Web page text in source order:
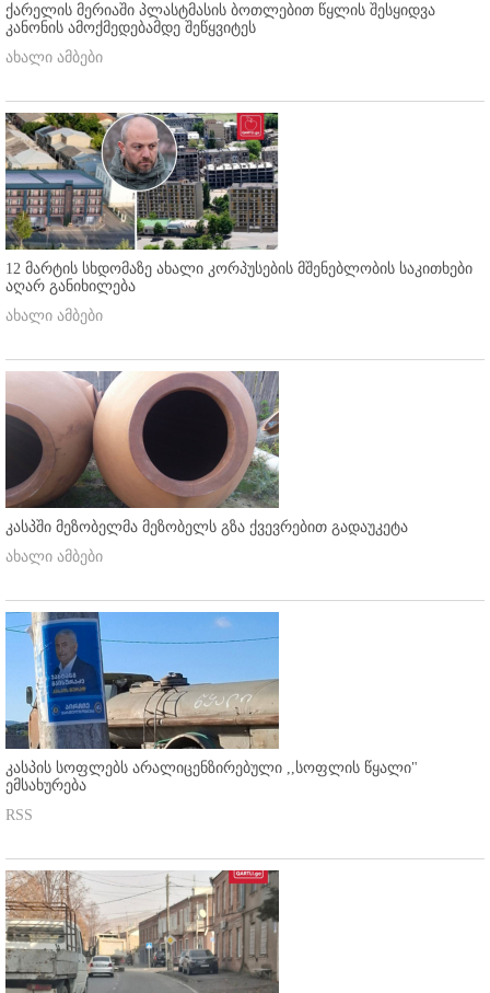
ქარელის მერიაში პლასტმასის ბოთლებით წყლის შესყიდვა
კანონის ამოქმედებამდე შეწყვიტეს
ახალი ამბები
12 მარტის სხდომაზე ახალი კორპუსების მშენებლობის საკითხები
აღარ განიხილება
ახალი ამბები
კასპში მეზობელმა მეზობელს გზა ქვევრებით გადაუკეტა
ახალი ამბები
კასპის სოფლებს არალიცენზირებული ,,სოფლის წყალი"
ემსახურება
RSS